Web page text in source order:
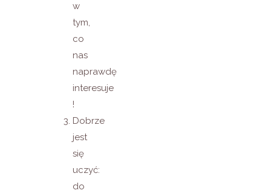
w
tym,
co
nas
naprawdę
interesuje
!
Dobrze
jest
się
uczyć:
do